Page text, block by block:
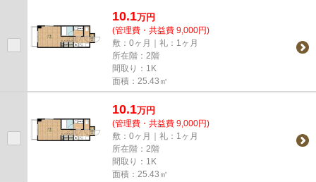
10.1万円
(管理費・共益費 9,000円)
敷：0ヶ月｜礼：1ヶ月
所在階：2階
間取り：1K
面積：25.43㎡
10.1万円
(管理費・共益費 9,000円)
敷：0ヶ月｜礼：1ヶ月
所在階：2階
間取り：1K
面積：25.43㎡